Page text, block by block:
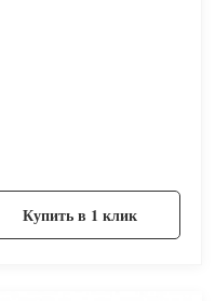
Купить в 1 клик